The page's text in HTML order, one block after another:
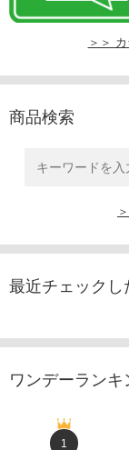
＞＞
商品検索
最近チェックし
ワンデーランキ
1